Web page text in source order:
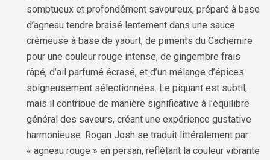
somptueux et profondément savoureux, préparé à base
d’agneau tendre braisé lentement dans une sauce
crémeuse à base de yaourt, de piments du Cachemire
pour une couleur rouge intense, de gingembre frais
râpé, d’ail parfumé écrasé, et d’un mélange d’épices
soigneusement sélectionnées. Le piquant est subtil,
mais il contribue de manière significative à l’équilibre
général des saveurs, créant une expérience gustative
harmonieuse. Rogan Josh se traduit littéralement par
« agneau rouge » en persan, reflétant la couleur vibrante